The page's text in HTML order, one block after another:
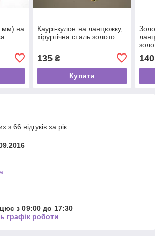
мм) на
Каурі-кулон на ланцюжку,
хірургічна сталь золото
135₴
Купити
140
з 66 відгуків за рік
з 09:00 до 17:30
графік роботи